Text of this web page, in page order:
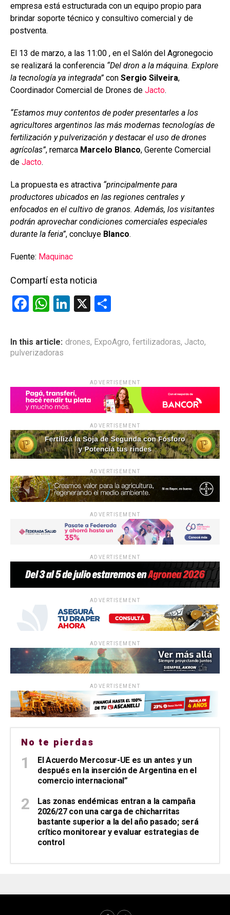
empresa está estructurada con un equipo propio para
brindar soporte técnico y consultivo comercial y de
postventa.
El 13 de marzo, a las 11:00 , en el Salón del Agronegocio
se realizará la conferencia “Del dron a la máquina. Explore
la tecnología ya integrada”con Sergio Silveira,
Coordinador Comercial de Drones de Jacto.
“Estamos muy contentos de poder presentarles a los
agricultores argentinos las más modernas tecnologías de
fertilización y pulverización y destacar el uso de drones
agrícolas”, remarca Marcelo Blanco, Gerente Comercial
de Jacto.
La propuesta es atractiva “principalmente para
productores ubicados en las regiones centrales y
enfocados en el cultivo de granos. Además, los visitantes
podrán aprovechar condiciones comerciales especiales
durante la feria”, concluye Blanco.
Fuente: Maquinac
Compartí esta noticia
F
ce
b
o
k
W
at
s
p
p
Li
ke
X
m
p
tir
In this article: drones, ExpoAgro, fertilizadoras, Jacto,
pulverizadoras
ADVERTISEMENT
ADVERTISEMENT
ADVERTISEMENT
ADVERTISEMENT
ADVERTISEMENT
ADVERTISEMENT
ADVERTISEMENT
ADVERTISEMENT
No te pierdas
El Acuerdo Mercosur-UE es un antes y un
después en la inserción de Argentina en el
comercio internacional”
Las zonas endémicas entran a la campaña
2026/27 con una carga de chicharritas
bastante superior a la del año pasado; será
crítico monitorear y evaluar estrategias de
control